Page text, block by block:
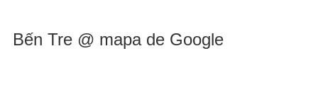
Bến Tre @ mapa de Google